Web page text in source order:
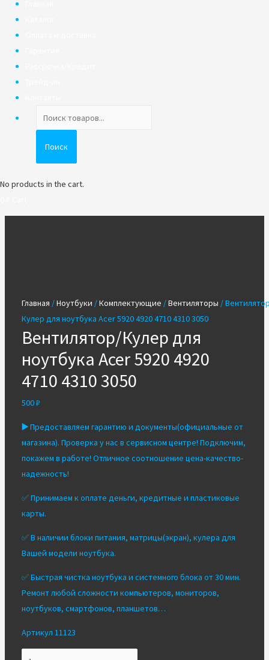
товаров
Поиск
No products in the cart.
Главная /Ноутбуки /Комплектующие /Вентиляторы /
Кулер для ноутбука Acer 5920 4920 4710 4310 3050
Вентилятор/Кулер для
ноутбука Acer 5920 4920
4710 4310 3050
500₽
▶️Предоставляем гарантию и документы(официальные от
магазина). Проверка у нас в сервисном центре! Подключим,
покажем в работе! Отличное соотношение цена-качество-
надежность!
✅ Принимаем к оплате деньги, кредитные и пластиковые
карты.
✅ В наличии блоки питания, матрицы(экран), кулера для
Вашей модели ноутбука.
✅ Быстрая чистка ноутбука и системного блока от 30 мин.
Ремонт любой сложности компьютеров, мониторов,
ноутбуков, смартфонов, планшетов…
Артикул 11123